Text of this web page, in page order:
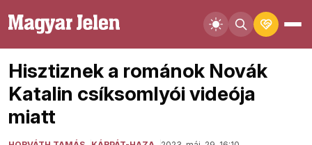
Hisztiznek a románok Novák
Katalin csíksomlyói videója
miatt